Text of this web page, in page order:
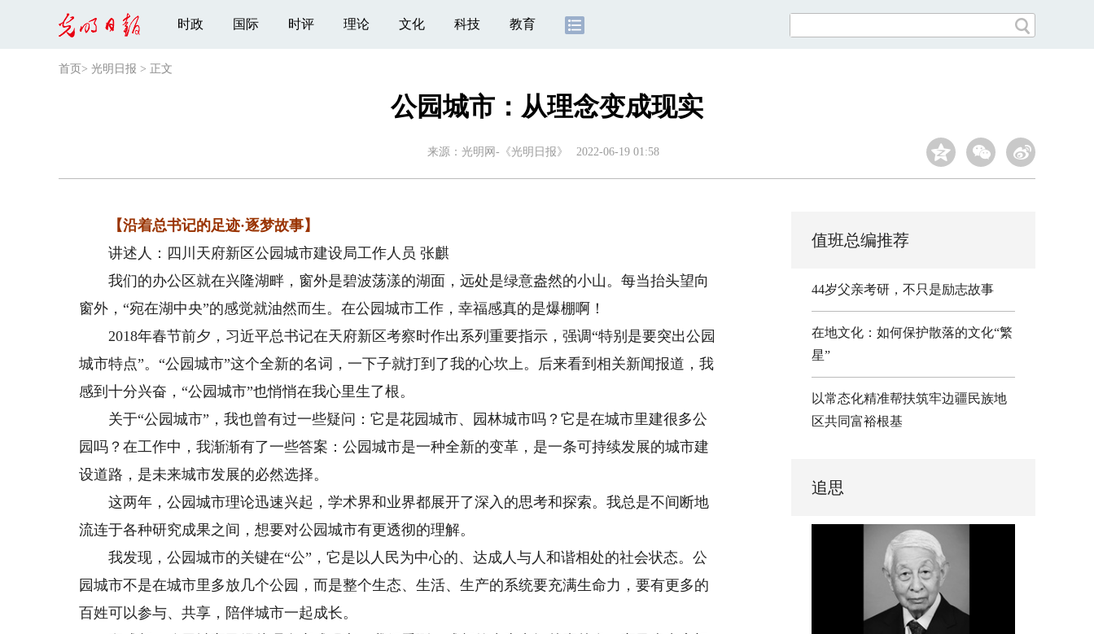
时政 国际 时评 理论 文化 科技 教育
首页 > 光明日报 > 正文
公园城市：从理念变成现实
来源： 光明网-《光明日报》 2022-06-19 01:58
【沿着总书记的足迹·逐梦故事】
讲述人：四川天府新区公园城市建设局工作人员 张麒
我们的办公区就在兴隆湖畔，窗外是碧波荡漾的湖面，远处是绿意盎然的小山。每当抬头望向
窗外，“宛在湖中央”的感觉就油然而生。在公园城市工作，幸福感真的是爆棚啊！
2018年春节前夕，习近平总书记在天府新区考察时作出系列重要指示，强调“特别是要突出公园
城市特点”。“公园城市”这个全新的名词，一下子就打到了我的心坎上。后来看到相关新闻报道，我
感到十分兴奋，“公园城市”也悄悄在我心里生了根。
关于“公园城市”，我也曾有过一些疑问：它是花园城市、园林城市吗？它是在城市里建很多公
园吗？在工作中，我渐渐有了一些答案：公园城市是一种全新的变革，是一条可持续发展的城市建
设道路，是未来城市发展的必然选择。
这两年，公园城市理论迅速兴起，学术界和业界都展开了深入的思考和探索。我总是不间断地
流连于各种研究成果之间，想要对公园城市有更透彻的理解。
我发现，公园城市的关键在“公”，它是以人民为中心的、达成人与人和谐相处的社会状态。公
园城市不是在城市里多放几个公园，而是整个生态、生活、生产的系统要充满生命力，要有更多的
百姓可以参与、共享，陪伴城市一起成长。
值班总编推荐
44岁父亲考研，不只是励志故事
在地文化：如何保护散落的文化“繁
星”
以常态化精准帮扶筑牢边疆民族地
区共同富裕根基
追思